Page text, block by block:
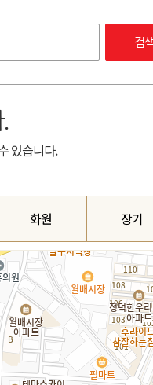
검
있습니다.
화원 장기